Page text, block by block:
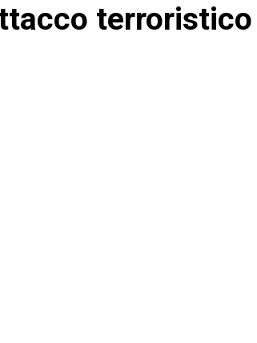
terroristico